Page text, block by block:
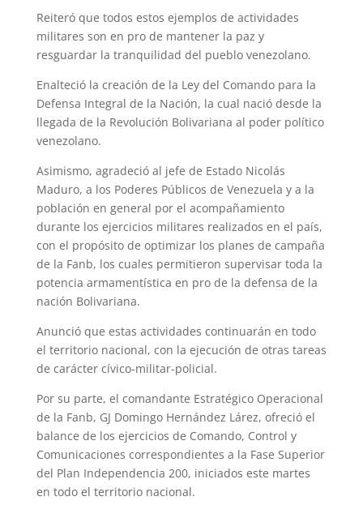
Reiteró que todos estos ejemplos de actividades
militares son en pro de mantener la paz y
resguardar la tranquilidad del pueblo venezolano.
Enalteció la creación de la Ley del Comando para la
Defensa Integral de la Nación, la cual nació desde la
llegada de la Revolución Bolivariana al poder político
venezolano.
Asimismo, agradeció al jefe de Estado Nicolás
Maduro, a los Poderes Públicos de Venezuela y a la
población en general por el acompañamiento
durante los ejercicios militares realizados en el país,
con el propósito de optimizar los planes de campaña
de la Fanb, los cuales permitieron supervisar toda la
potencia armamentística en pro de la defensa de la
nación Bolivariana.
Anunció que estas actividades continuarán en todo
el territorio nacional, con la ejecución de otras tareas
de carácter cívico-militar-policial.
Por su parte, el comandante Estratégico Operacional
de la Fanb, GJ Domingo Hernández Lárez, ofreció el
balance de los ejercicios de Comando, Control y
Comunicaciones correspondientes a la Fase Superior
del Plan Independencia 200, iniciados este martes
en todo el territorio nacional.